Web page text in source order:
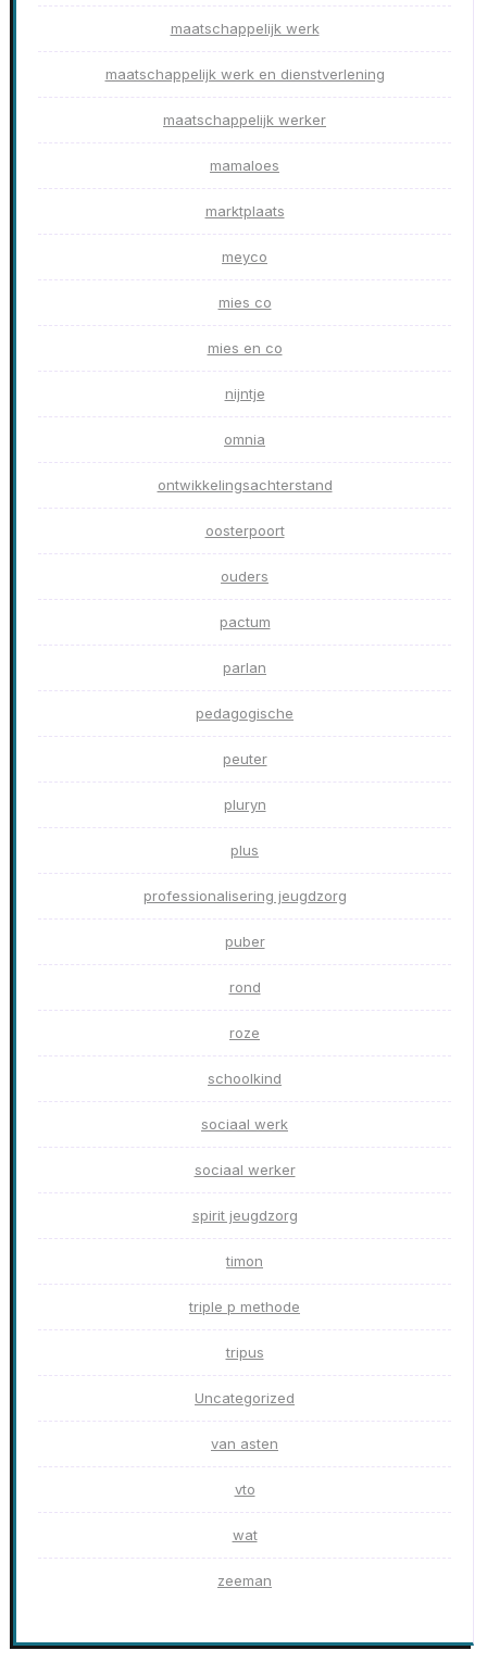
maatschappelijk werk
maatschappelijk werk en dienstverlening
maatschappelijk werker
mamaloes
marktplaats
meyco
mies co
mies en co
nijntje
omnia
ontwikkelingsachterstand
oosterpoort
ouders
pactum
parlan
pedagogische
peuter
pluryn
plus
professionalisering jeugdzorg
puber
rond
roze
schoolkind
sociaal werk
sociaal werker
spirit jeugdzorg
timon
triple p methode
tripus
Uncategorized
van asten
vto
wat
zeeman